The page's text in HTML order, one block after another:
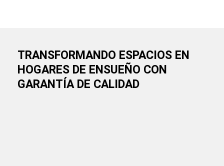
TRANSFORMANDO ESPACIOS EN
HOGARES DE ENSUEÑO CON
GARANTÍA DE CALIDAD